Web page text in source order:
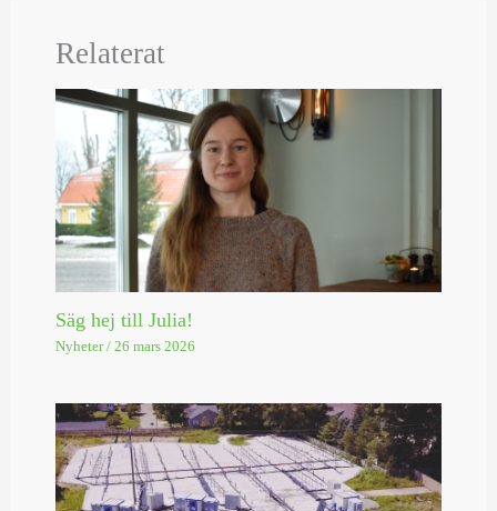
Relaterat
Säg hej till Julia!
Nyheter/ 26 mars 2026